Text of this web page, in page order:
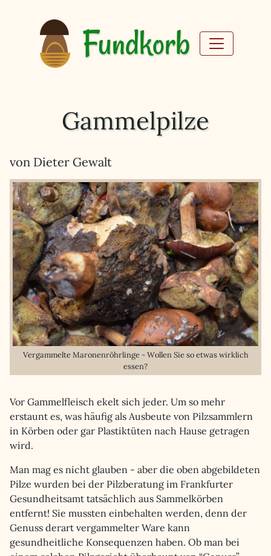
Fundkorb
Gammelpilze
von Dieter Gewalt
Vergammelte Maronenröhrlinge - Wollen Sie so etwas wirklich
essen?
Vor Gammelfleisch ekelt sich jeder. Um so mehr
erstaunt es, was häufig als Ausbeute von Pilzsammlern
in Körben oder gar Plastiktüten nach Hause getragen
wird.
Man mag es nicht glauben - aber die oben abgebildeten
Pilze wurden bei der Pilzberatung im Frankfurter
Gesundheitsamt tatsächlich aus Sammelkörben
entfernt! Sie mussten einbehalten werden, denn der
Genuss derart vergammelter Ware kann
gesundheitliche Konsequenzen haben. Ob man bei